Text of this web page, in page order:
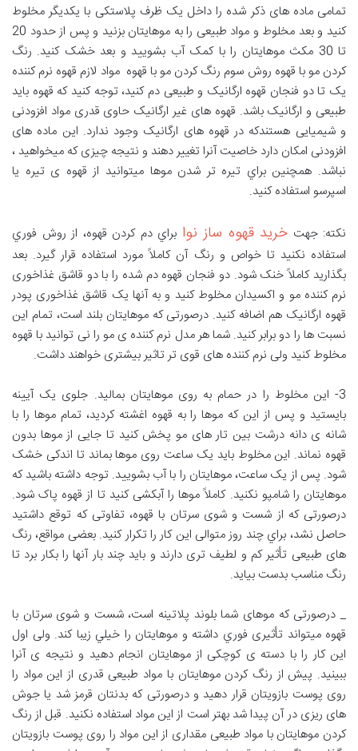
تمامی ماده های ذکر شده را داخل یک ظرف پلاستکی با یکدیگر مخلوط
کنید و بعد مخلوط و مواد طبیعی را به موهایتان بزنید و پس از حدود 20
تا 30 مکث موهایتان را با کمک آب بشویید و بعد خشک کنید. رنگ
کردن مو با قهوه روش سوم رنگ کردن مو با قهوه مواد لازم قهوه نرم کننده
یک تا دو فنجان قهوه ارگانیک و طبیعی دم کنید، توجه کنید که قهوه باید
طبیعی و ارگانیک باشد. قهوه های غیر ارگانیک حاوی قدری مواد افزودنی
و شیمیایی هستندکه در قهوه های ارگانیک وجود ندارد. این ماده های
افزودنی امکان دارد خاصیت آنرا تغيير دهند و نتيجه چیزی که میخواهید ،
نباشد. همچنين براي تیره تر شدن موها میتوانید از قهوه ی تیره یا
اسپرسو استفاده کنید.
نکته: جهت خرید قهوه ساز نوا براي دم کردن قهوه، از روش فوري
استفاده نکنید تا خواص و رنگ آن کاملاً مورد استفاده قرار گیرد. بعد
بگذارید کاملاً خنک شود. دو فنجان قهوه دم شده را با دو قاشق غذاخوری
نرم کننده مو و اکسیدان مخلوط کنید و به آنها یک قاشق غذاخوری پودر
قهوه ارگانیک هم اضافه کنید. درصورتی که موهایتان بلند است، تمام این
نسبت ها را دو برابر کنید. شما هر مدل نرم کننده ی مو را نی توانید با قهوه
مخلوط کنید ولی نرم کننده های قوی تر تاثیر بیشتری خواهند داشت.
3- این مخلوط را در حمام به روی موهایتان بمالید. جلوی یک آیینه
بایستید و پس از این که موها را به قهوه اغشته کردید، تمام موها را با
شانه ی دانه درشت بین تار های مو پخش کنید تا جایی از موها بدون
قهوه نماند. این مخلوط باید یک ساعت روی موها بماند تا اندکی خشک
شود. پس از یک ساعت، موهایتان را با آب بشویید. توجه داشته باشید که
موهایتان را شامپو نکنید. کاملاً موها را آبکشی کنید تا از قهوه پاک شود.
درصورتی که از شست و شوی سرتان با قهوه، تفاوتی که توقع داشتید
حاصل نشد، براي چند روز متوالی این کار را تکرار کنید. بعضی مواقع، رنگ
های طبیعی تأثیر کم و لطیف تری دارند و باید چند بار آنها را بکار برد تا
رنگ مناسب بدست بیاید.
_ درصورتی که موهای شما بلوند پلاتینه است، شست و شوی سرتان با
قهوه میتواند تأثیری فوري داشته و موهایتان را خيلي زیبا کند. ولی اول
این کار را با دسته ی کوچکی از موهایتان انجام دهید و نتيجه ی آنرا
ببینید. پیش از رنگ کردن موهایتان با مواد طبیعی قدری از این مواد را
روی پوست بازویتان قرار دهید و درصورتی که بدنتان قرمز شد یا جوش
های ریزی در آن پیدا شد بهتر است از این مواد استفاده نکنید. قبل از رنگ
کردن موهایتان با مواد طبیعی مقداری از این مواد را روی پوست بازویتان